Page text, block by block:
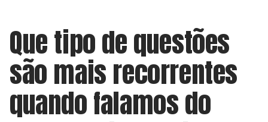
Que tipo de questões
são mais recorrentes
quando falamos do